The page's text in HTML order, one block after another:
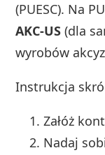
(PUESC). Na
AKC‑US (dla
wyrobów
Instrukcja
Załóż
Nadaj